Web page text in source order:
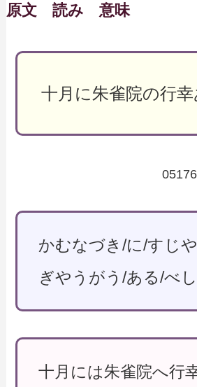
原文 読み 意味
十月に朱雀院の行
かむなづき/に/すじ
ぎやうがう/ある/べし
十月には朱雀院へ行